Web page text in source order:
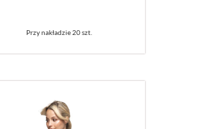
Przy nakładzie 20 szt.